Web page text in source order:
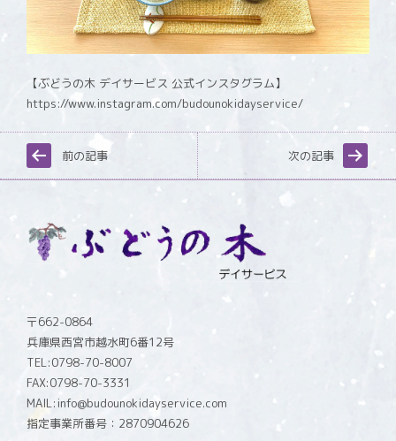
【ぶどうの木 デイサービス 公式インスタグラム】
https://www.instagram.com/budounokidayservice/
前の記事 次の記事
〒662-0864
兵庫県西宮市越水町6番12号
TEL:0798-70-8007
FAX:0798-70-3331
MAIL:info@budounokidayservice.com
指定事業所番号：2870904626